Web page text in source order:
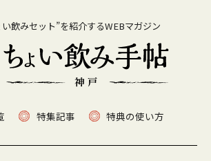
飲みセット”を紹介するWEBマガジン
特集記事 特典の使い方